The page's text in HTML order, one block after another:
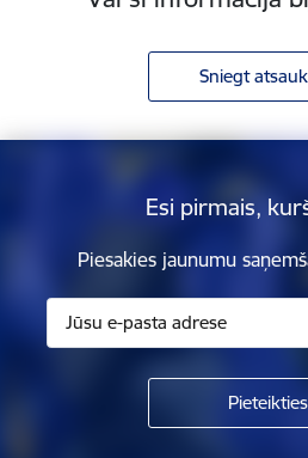
Sniegt
Esi pirmais,
Piesakies jaunumu